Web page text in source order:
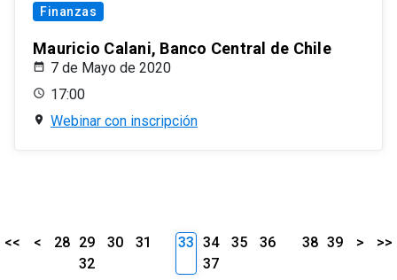
Finanzas
Mauricio Calani, Banco Central de Chile
7 de Mayo de 2020
17:00
Webinar con inscripción
<< < 28 29 30
31
32
33 34 35
36
37
38 39 > >>